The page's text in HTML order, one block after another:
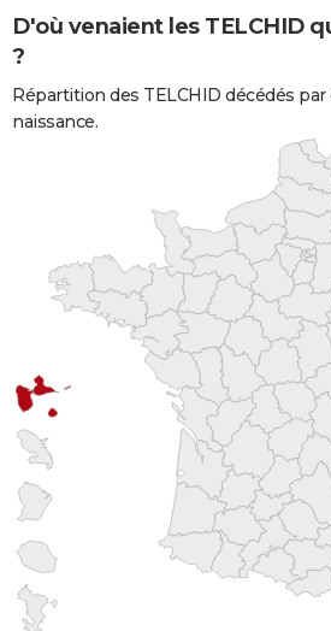
D'où venaient les TELCHID
?
Répartition des TELCHID décédés
naissance.